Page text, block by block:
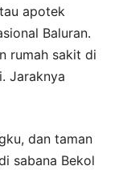
apotek
Baluran.
rumah sakit di
Jaraknya
dan taman
sabana Bekol